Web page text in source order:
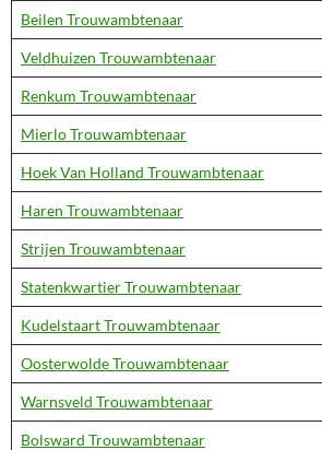
Beilen Trouwambtenaar
Veldhuizen Trouwambtenaar
Renkum Trouwambtenaar
Mierlo Trouwambtenaar
Hoek Van Holland Trouwambtenaar
Haren Trouwambtenaar
Strijen Trouwambtenaar
Statenkwartier Trouwambtenaar
Kudelstaart Trouwambtenaar
Oosterwolde Trouwambtenaar
Warnsveld Trouwambtenaar
Bolsward Trouwambtenaar